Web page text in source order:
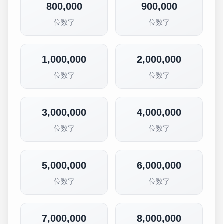
800,000
位数字
900,000
位数字
1,000,000
位数字
2,000,000
位数字
3,000,000
位数字
4,000,000
位数字
5,000,000
位数字
6,000,000
位数字
7,000,000 8,000,000